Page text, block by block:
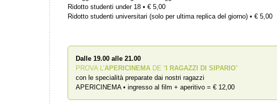
Ridotto studenti under 18 • € 5,00
Ridotto studenti universitari (solo per ultima replica del giorno) • € 5,00
Dalle 19.00 alle 21.00
PROVA L’APERICINEMA DE “ I RAGAZZI DI SIPARIO”
con le specialità preparate dai nostri ragazzi
APERICINEMA • ingresso al film + aperitivo = € 12,00